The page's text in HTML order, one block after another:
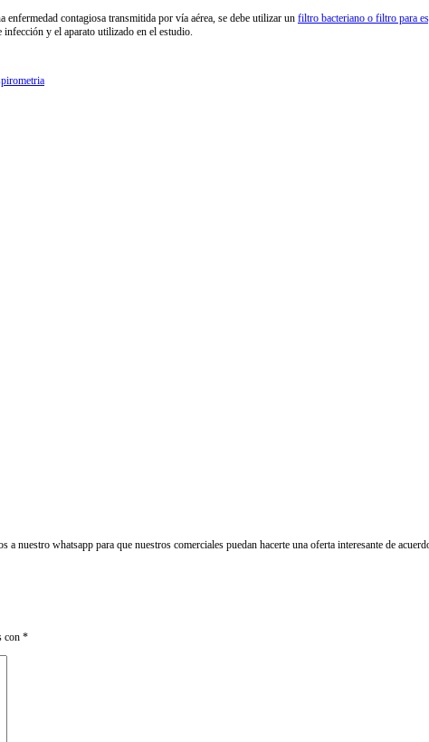
enfermedad contagiosa transmitida por vía aérea, se debe utilizar un filtro bacteriano o filtro para
y el aparato utilizado en el estudio.
nuestro whatsapp para que nuestros comerciales puedan hacerte una oferta interesante de
con *